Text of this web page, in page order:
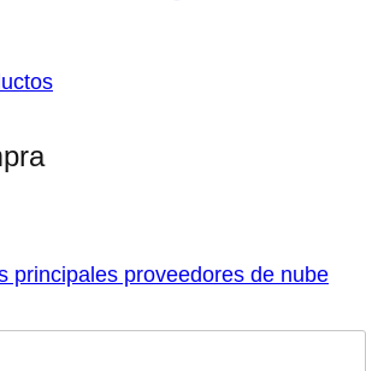
principales proveedores de nube